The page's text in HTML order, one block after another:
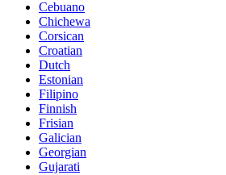
Cebuano
Chichewa
Corsican
Croatian
Dutch
Estonian
Filipino
Finnish
Frisian
Galician
Georgian
Gujarati